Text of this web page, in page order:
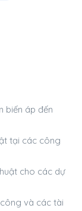
biến áp đến
tại các công
cho các dự
và các tài